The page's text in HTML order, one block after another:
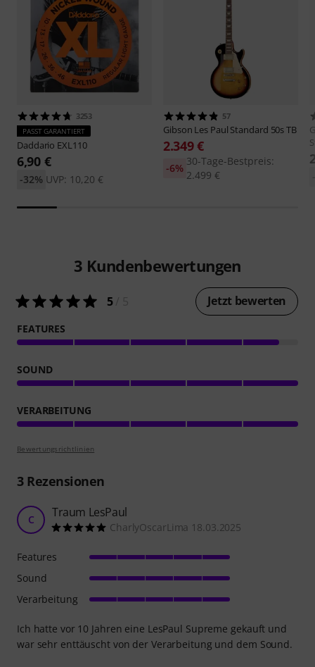
3253
PASST GARANTIERT
Daddario EXL110
6,90 €
UVP: 10,20 €
-32%
57
Gibson Les Paul Standard 50s TB
2.349 €
30-Tage-Bestpreis:
2.499 €
-6%
3 Kundenbewertungen
5/ 5 Jetzt bewerten
FEATURES
SOUND
VERARBEITUNG
Bewertungsrichtlinien
3Rezensionen
C Traum LesPaul
CharlyOscarLima 18.03.2025
Ich hatte vor 10 Jahren eine LesPaul Supreme gekauft und
war sehr enttäuscht von der Verarbeitung und dem Sound.
Features
Sound
Verarbeitung